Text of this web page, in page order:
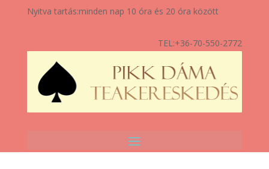
Nyitva tartás:minden nap 10 óra és 20 óra között
TEL:+36-70-550-2772